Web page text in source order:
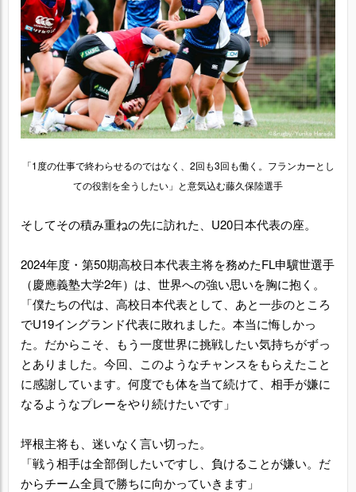
「1度の仕事で終わらせるのではなく、2回も3回も働く。フランカーとし
ての役割を全うしたい」と意気込む藤久保陸選手
そしてその積み重ねの先に訪れた、U20日本代表の座。
2024年度・第50期高校日本代表主将を務めたFL申驥世選手
（慶應義塾大学2年）は、世界への強い思いを胸に抱く。
「僕たちの代は、高校日本代表として、あと一歩のところ
でU19イングランド代表に敗れました。本当に悔しかっ
た。だからこそ、もう一度世界に挑戦したい気持ちがずっ
とありました。今回、このようなチャンスをもらえたこと
に感謝しています。何度でも体を当て続けて、相手が嫌に
なるようなプレーをやり続けたいです」
坪根主将も、迷いなく言い切った。
「戦う相手は全部倒したいですし、負けることが嫌い。だ
からチーム全員で勝ちに向かっていきます」